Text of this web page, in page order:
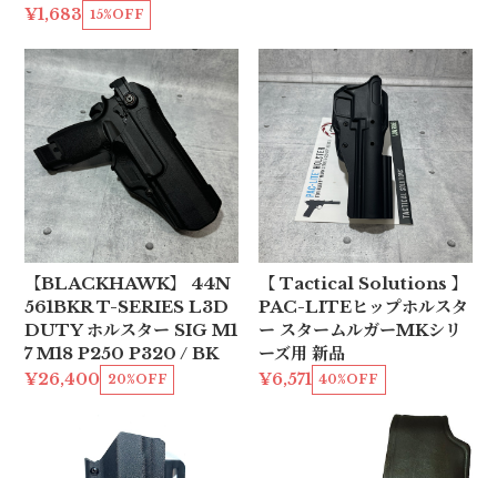
¥1,683 15%OFF
【BLACKHAWK】 44N
561BKR T-SERIES L3D
DUTY ホルスター SIG M1
7 M18 P250 P320 / BK
¥26,400 20%OFF
【 Tactical Solutions 】
PAC-LITEヒップホルスタ
ー スタームルガーMKシリ
ーズ用 新品
¥6,571 40%OFF